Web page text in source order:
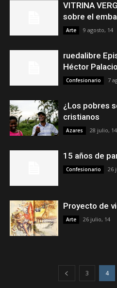
VITRINA
sobre el
Arte 9 agosto, 14
ruedalibre
Héctor
Confesionario 7
¿Los pobres
cristianos
Azares 28 julio, 14
15 años de
Confesionario 26
Proyecto de
Arte 26 julio, 14
3 4